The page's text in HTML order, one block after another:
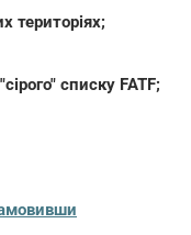
територіях;
списку FATF;